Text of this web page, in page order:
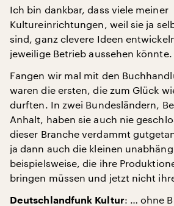
Ich bin dankbar, dass viele meiner
Kultureinrichtungen, weil sie ja
sind, ganz clevere Ideen
jeweilige Betrieb aussehen könnte.
Fangen wir mal mit den
waren die ersten, die zum Glück
durften. In zwei Bundesländern,
Anhalt, haben sie auch nie
dieser Branche verdammt
ja dann auch die kleinen
beispielsweise, die ihre
bringen müssen und jetzt nicht
Deutschlandfunk Kultur: … ohne